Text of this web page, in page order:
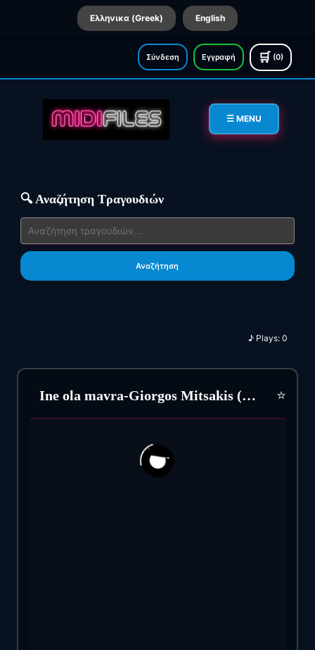
Ελληνικα (Greek) English
Σύνδεση Εγγραφή 🛒 (0)
☰ MENU
🔍 Αναζήτηση Τραγουδιών
Αναζήτηση
♪ Plays:0
Ine ola mavra-Giorgos Mitsakis (1953) ⭐